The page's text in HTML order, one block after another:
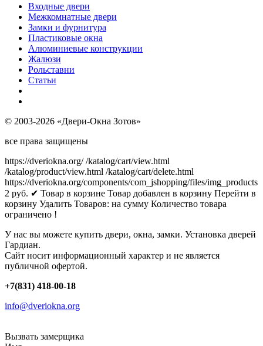
Входные двери
Межкомнатные двери
Замки и фурнитура
Пластиковые окна
Алюминиевые конструкции
Жалюзи
Рольставни
Статьи
© 2003-2026 «Двери-Окна Зотов»
все права защищены
https://dveriokna.org/ /katalog/cart/view.html
/katalog/product/view.html /katalog/cart/delete.html
https://dveriokna.org/components/com_jshopping/files/img_products
2 руб. ✔ Товар в корзине Товар добавлен в корзину Перейти в
корзину Удалить Товаров: на сумму Количество товара
ограничено !
У нас вы можете купить двери, окна, замки. Установка дверей
Гардиан.
Сайт носит информационный характер и не является
публичной офертой.
+7(831) 418-00-18
info@dveriokna.org
Вызвать замерщика